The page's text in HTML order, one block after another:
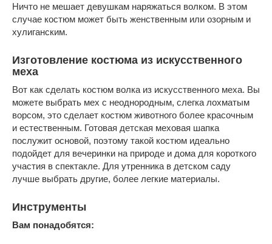
Ничто не мешает девушкам наряжаться волком. В этом
случае костюм может быть женственным или озорным и
хулиганским.
Изготовление костюма из искусственного
меха
Вот как сделать костюм волка из искусственного меха. Вы
можете выбрать мех с неоднородным, слегка лохматым
ворсом, это сделает костюм животного более красочным
и естественным. Готовая детская меховая шапка
послужит основой, поэтому такой костюм идеально
подойдет для вечеринки на природе и дома для короткого
участия в спектакле. Для утренника в детском саду
лучше выбрать другие, более легкие материалы.
Инструменты
Вам понадобятся: